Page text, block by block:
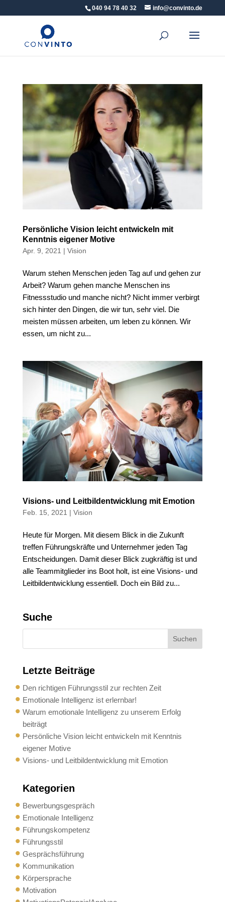
040 94 78 40 32 info@convinto.de
Persönliche Vision leicht entwickeln mit
Kenntnis eigener Motive
Apr. 9, 2021 | Vision
Warum stehen Menschen jeden Tag auf und gehen zur
Arbeit? Warum gehen manche Menschen ins
Fitnessstudio und manche nicht? Nicht immer verbirgt
sich hinter den Dingen, die wir tun, sehr viel. Die
meisten müssen arbeiten, um leben zu können. Wir
essen, um nicht zu...
Visions- und Leitbildentwicklung mit Emotion
Feb. 15, 2021 | Vision
Heute für Morgen. Mit diesem Blick in die Zukunft
treffen Führungskräfte und Unternehmer jeden Tag
Entscheidungen. Damit dieser Blick zugkräftig ist und
alle Teammitglieder ins Boot holt, ist eine Visions- und
Leitbildentwicklung essentiell. Doch ein Bild zu...
Suche
Letzte Beiträge
Den richtigen Führungsstil zur rechten Zeit
Emotionale Intelligenz ist erlernbar!
Warum emotionale Intelligenz zu unserem Erfolg
beiträgt
Persönliche Vision leicht entwickeln mit Kenntnis
eigener Motive
Visions- und Leitbildentwicklung mit Emotion
Kategorien
Bewerbungsgespräch
Emotionale Intelligenz
Führungskompetenz
Führungsstil
Gesprächsführung
Kommunikation
Körpersprache
Motivation